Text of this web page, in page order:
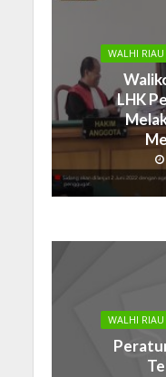
WALHI RIAU
LHK
WALHI RIAU